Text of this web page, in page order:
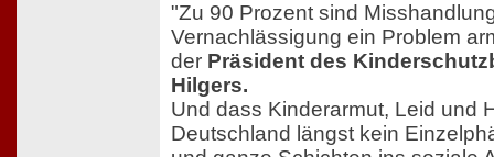
"Zu 90 Prozent sind
Vernachlässigung ein Problem
der Präsident des
Hilgers.
Und dass Kinderarmut, Leid und
Deutschland längst kein